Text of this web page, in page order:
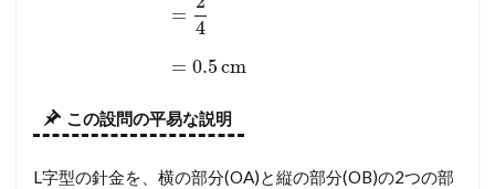
=
4
= 0.5cm
この設問の平易な説明
L字型の針金を、横の部分(OA)と縦の部分(OB)の2つの部